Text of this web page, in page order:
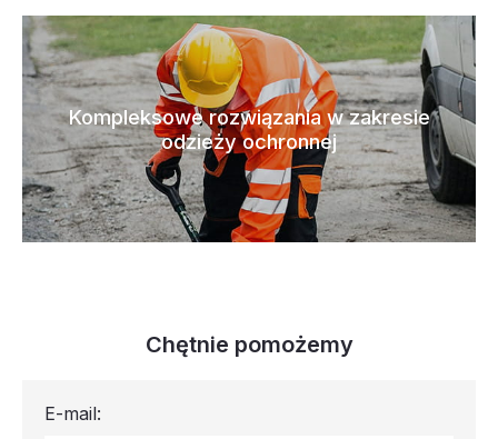
Kompleksowe rozwiązania w zakresie
odzieży ochronnej
Chętnie pomożemy
E-mail: